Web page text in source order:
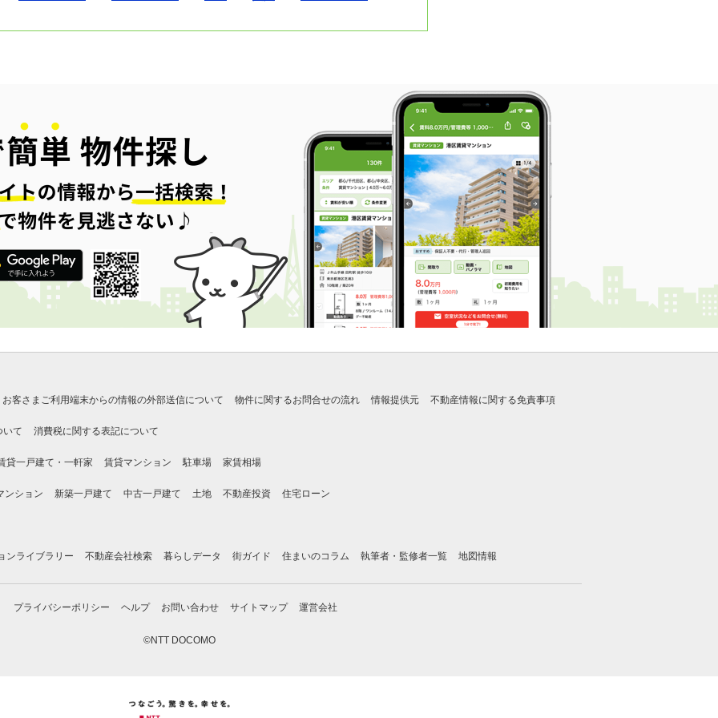
お客さまご利用端末からの情報の外部送信について 物件に関するお問合せの流れ 情報提供元 不動産情報に関する免責事項
いて 消費税に関する表記について
貸一戸建て・一軒家 賃貸マンション 駐車場 家賃相場
ンション 新築一戸建て 中古一戸建て 土地 不動産投資 住宅ローン
ンライブラリー 不動産会社検索 暮らしデータ 街ガイド 住まいのコラム 執筆者・監修者一覧 地図情報
プライバシーポリシー ヘルプ お問い合わせ サイトマップ 運営会社
©NTT DOCOMO